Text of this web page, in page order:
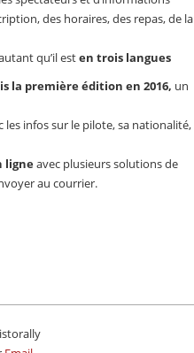
des horaires, des repas, de la
qu’il esten trois langues
la première édition en 2016, un
les infos sur le pilote, sa nationalité,
ligneavec plusieurs solutions de
au courrier.